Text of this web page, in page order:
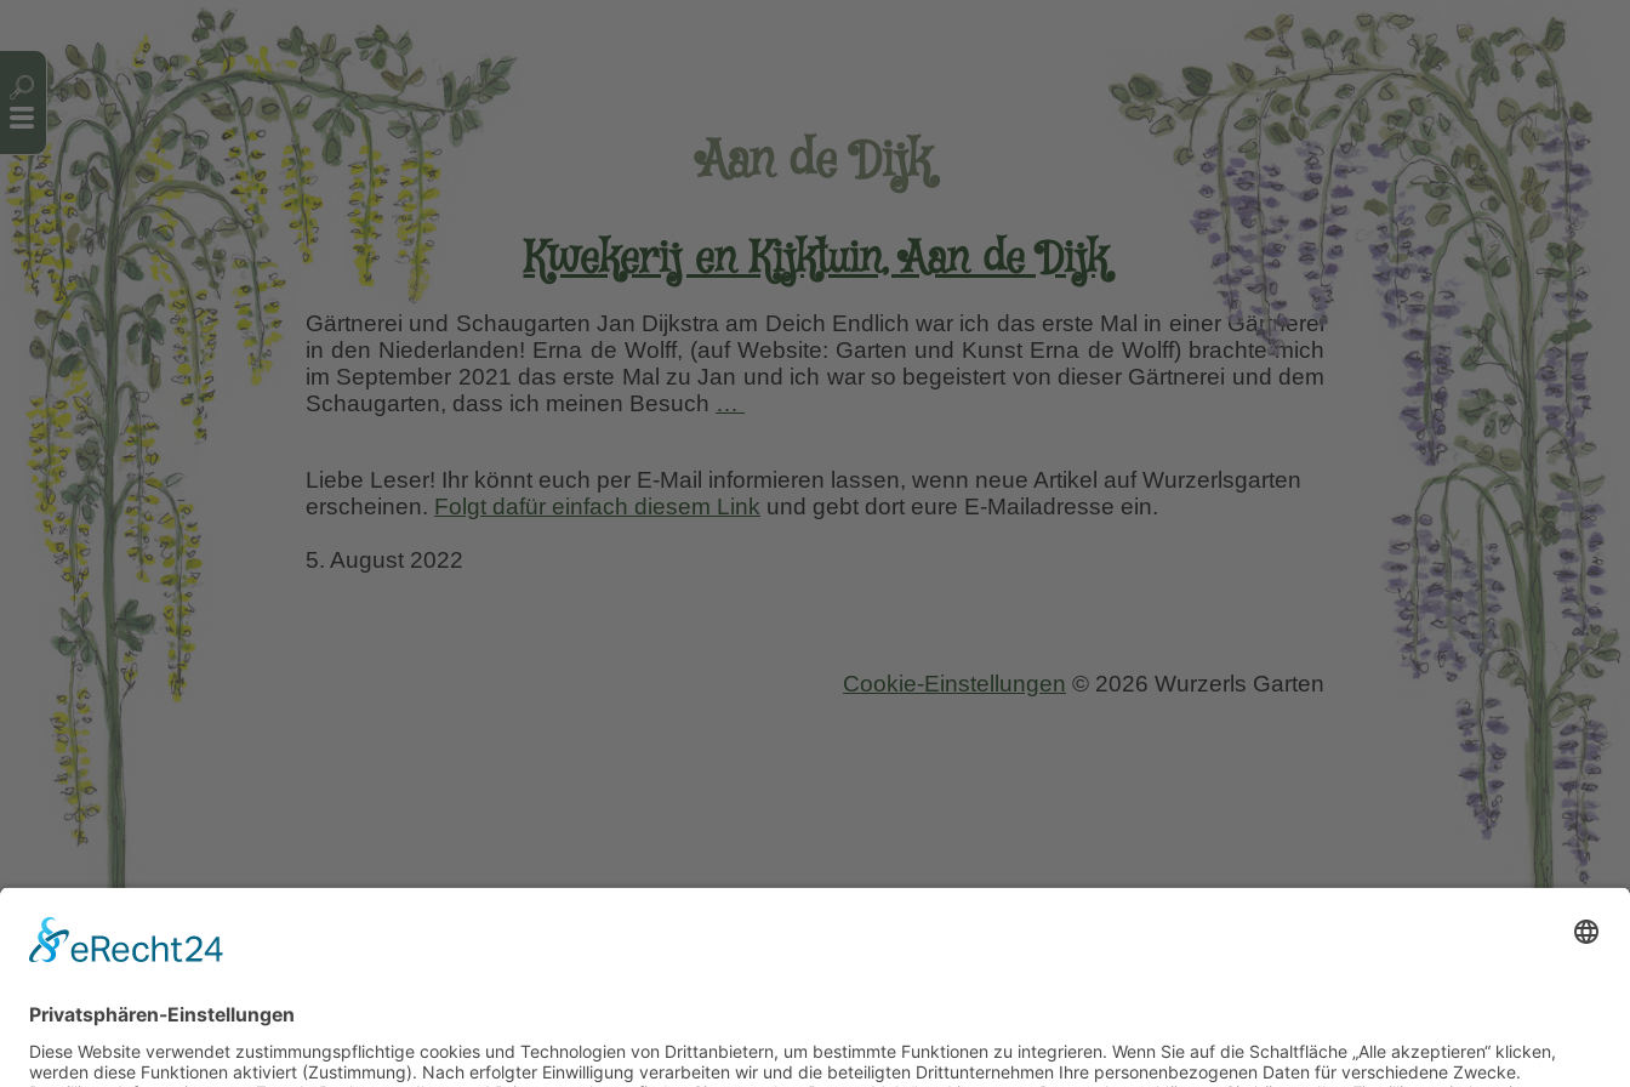
Aan de Dijk
Kwekerij en Kijktuin, Aan de Dijk
Gärtnerei und Schaugarten Jan Dijkstra am Deich Endlich war ich das erste Mal in einer Gärtnerei
in den Niederlanden! Erna de Wolff, (auf Website: Garten und Kunst Erna de Wolff) brachte mich
im September 2021 das erste Mal zu Jan und ich war so begeistert von dieser Gärtnerei und dem
Schaugarten, dass ich meinen Besuch …
Aan
de
Liebe Leser! Ihr könnt euch per E-Mail informieren lassen, wenn neue Artikel auf Wurzerlsgarten
erscheinen. Folgt dafür einfach diesem Link und gebt dort eure E-Mailadresse ein.
5. August 2022
Cookie-Einstellungen © 2026 Wurzerls Garten
Cookie-Einstellungen